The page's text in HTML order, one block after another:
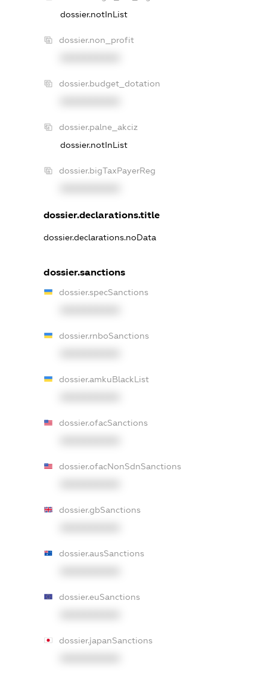
dossier.notInList
dossier.non_profit
dossier.budget_dotation
dossier.palne_akciz
dossier.notInList
dossier.bigTaxPayerReg
dossier.declarations.title
dossier.declarations.noData
dossier.sanctions
dossier.specSanctions
dossier.rnboSanctions
dossier.amkuBlackList
dossier.ofacSanctions
dossier.ofacNonSdnSanctions
dossier.gbSanctions
dossier.ausSanctions
dossier.euSanctions
dossier.japanSanctions